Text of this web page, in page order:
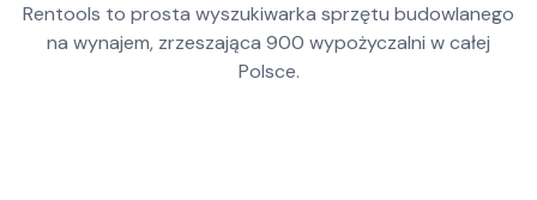
Rentools to prosta wyszukiwarka sprzętu budowlanego
na wynajem, zrzeszająca 900 wypożyczalni w całej
Polsce.